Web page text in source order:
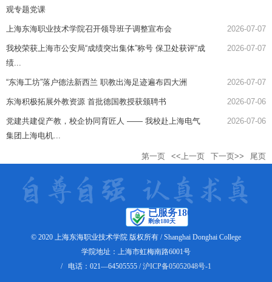
观专题党课
上海东海职业技术学院召开领导班子调整宣布会 2026-07-07
我校荣获上海市公安局“成绩突出集体”称号 保卫处获评“成
绩...
2026-07-07
“东海工坊”落户德法新西兰 职教出海足迹遍布四大洲 2026-07-07
东海积极拓展外教资源 首批德国教授获颁聘书 2026-07-06
党建共建促产教，校企协同育匠人 —— 我校赴上海电气
集团上海电机...
2026-07-06
第一页 <<上一页 下一页>> 尾页
© 2020 上海东海职业技术学院 版权所有 / Shanghai Donghai College
学院地址：上海市虹梅南路6001号
/ 电话：021—64505555 /沪ICP备05052048号-1